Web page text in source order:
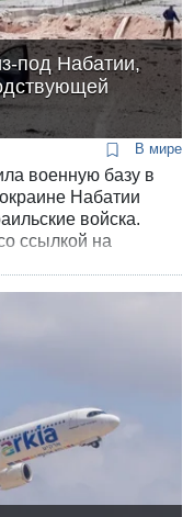
под Набатии,
В мире
военную базу в
Набатии
войска.
ссылкой на